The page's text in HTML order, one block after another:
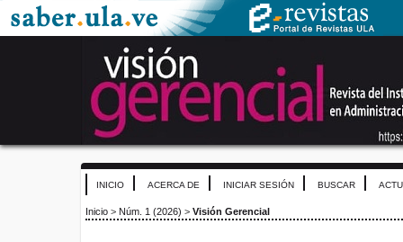
INICIO ACERCA DE INICIAR SESIÓN BUSCAR
Inicio > Núm. 1 (2026) > Visión Gerencial